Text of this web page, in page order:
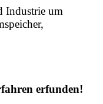
Industrie um
erfunden!